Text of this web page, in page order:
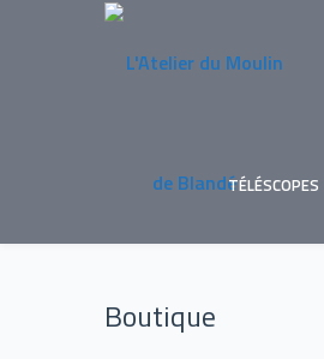
TÉLÉSCOPES
Boutique